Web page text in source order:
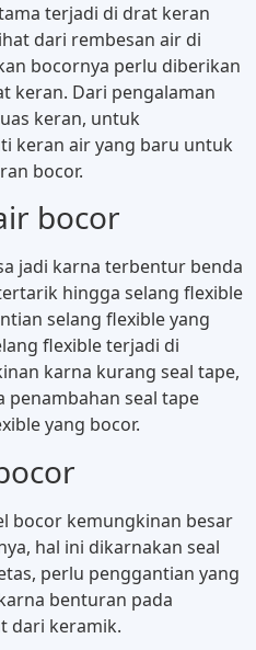
terjadi di drat keran
dari rembesan air di
bocornya perlu diberikan
keran. Dari pengalaman
keran, untuk
keran air yang baru untuk
bocor.
bocor
jadi karna terbentur benda
hingga selang flexible
selang flexible yang
flexible terjadi di
karna kurang seal tape,
penambahan seal tape
yang bocor.
bocor kemungkinan besar
hal ini dikarnakan seal
perlu penggantian yang
benturan pada
dari keramik.